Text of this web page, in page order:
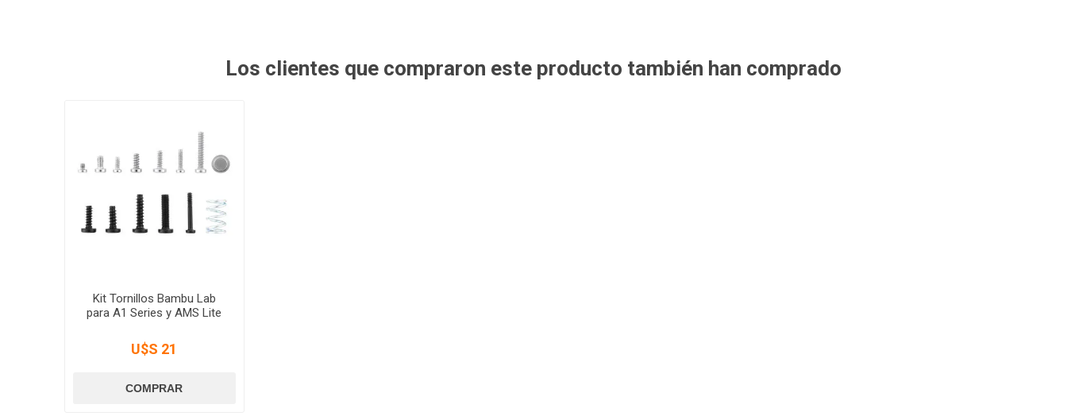
Los clientes que compraron este producto también han comprado
Kit Tornillos Bambu Lab
para A1 Series y AMS Lite
U$S 21